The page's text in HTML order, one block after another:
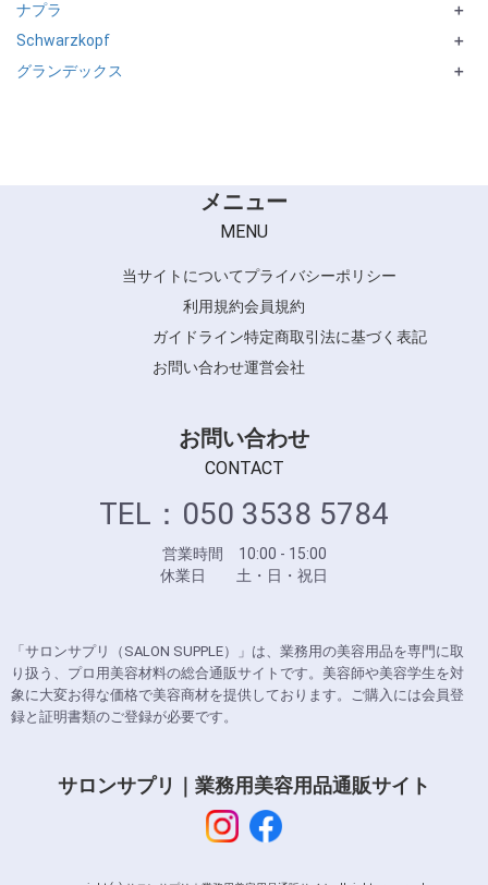
Fede
ナプラ
N. シリーズ
＋
Schwarzkopf
NATURAL STYLINGシリーズ
＋
グランデックス
＋
メニュー
MENU
当サイトについてプライバシーポリシー
利用規約会員規約
ガイドライン特定商取引法に基づく表記
お問い合わせ運営会社
お問い合わせ
CONTACT
TEL：050 3538 5784
営業時間 10:00 - 15:00
休業日 土・日・祝日
「サロンサプリ（SALON SUPPLE）」は、業務用の美容用品を専門に取
り扱う、プロ用美容材料の総合通販サイトです。美容師や美容学生を対
象に大変お得な価格で美容商材を提供しております。ご購入には会員登
録と証明書類のご登録が必要です。
サロンサプリ｜業務用美容用品通販サイト